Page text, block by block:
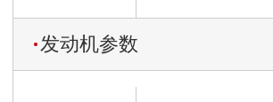
V0=30km/h
发动机参数